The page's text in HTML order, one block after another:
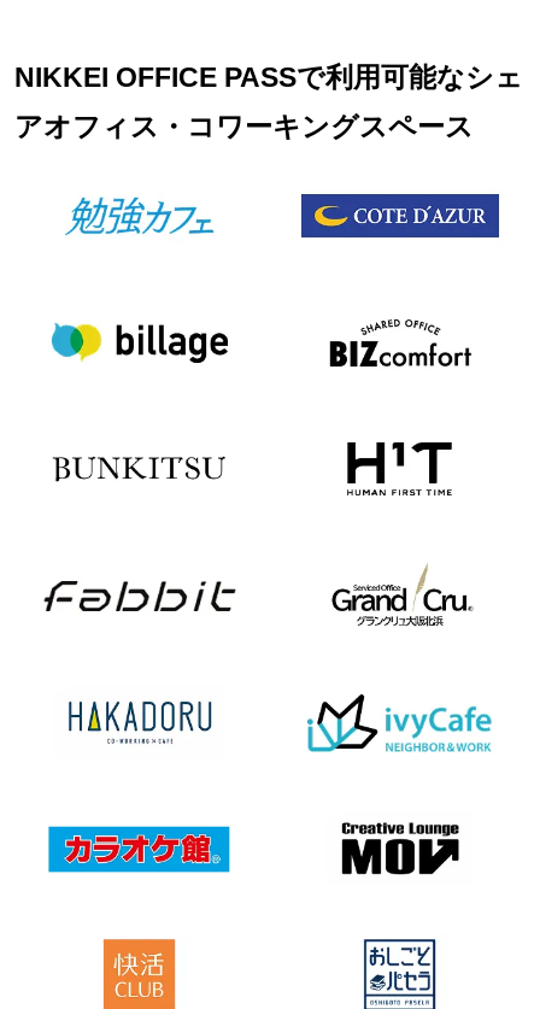
NIKKEI OFFICE PASSで利用可能なシェ
アオフィス・コワーキングスペース